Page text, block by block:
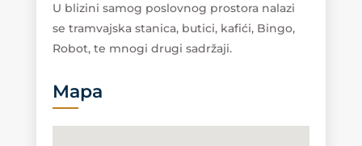
U blizini samog poslovnog prostora nalazi
se tramvajska stanica, butici, kafići, Bingo,
Robot, te mnogi drugi sadržaji.
Mapa